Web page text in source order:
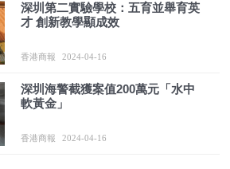
深圳第二實驗學校：五育並舉育英
才 創新教學顯成效
香港商報 2024-04-16
深圳海警截獲案值200萬元「水中
軟黃金」
香港商報 2024-04-16